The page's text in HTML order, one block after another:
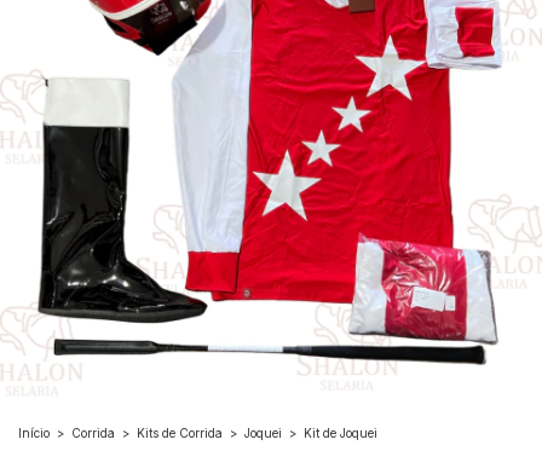
Início > Corrida > Kits de Corrida > Joquei > Kit de Joquei